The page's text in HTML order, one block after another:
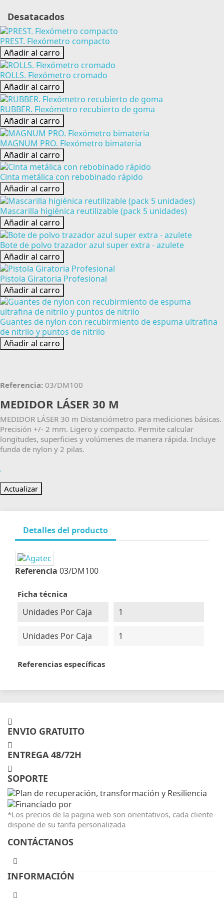
Desatacados
PREST. Flexómetro compacto
Añadir al carro
ROLLS. Flexómetro cromado
Añadir al carro
RUBBER. Flexómetro recubierto de goma
Añadir al carro
MAGNUM PRO. Flexómetro bimateria
Añadir al carro
Cinta metálica con rebobinado rápido
Añadir al carro
Mascarilla higiénica reutilizable (pack 5 unidades)
Añadir al carro
Bote de polvo trazador azul super extra - azulete
Añadir al carro
Pistola Giratoria Profesional
Añadir al carro
Guantes de nylon con recubirmiento de espuma ultrafina
de nitrilo y puntos de nitrilo
Añadir al carro
Referencia: 03/DM100
MEDIDOR LÁSER 30 M
MEDIDOR LÁSER 30 m Distanciómetro para mediciones básicas.
Precisión +/- 2 mm. Ligero y compacto. Permite calcular
longitudes, superficies y volúmenes de manera rápida. Incluye
funda de nylon y 2 pilas.
Detalles del producto
Referencia 03/DM100
Ficha técnica
Unidades Por Caja 1
Unidades Por Caja 1
Referencias específicas
ENVIO GRATUITO
ENTREGA 48/72H
SOPORTE
*Los precios de la pagina web son orientativos, cada cliente
dispone de su tarifa personalizada
CONTÁCTANOS
INFORMACIÓN